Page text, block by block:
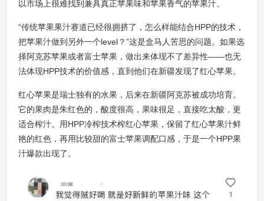
以市场上很难找到兼具真正苹果味和苹果香气的苹果汁。
“传统苹果果汁赛道已经很拥挤了，怎么样能结合HPP的技术，
把苹果汁做到另外一个level？”这是盒马人苦思的问题。如果选
择阿克苏苹果或者富士苹果，做出来体现不了差异性——也无
法体现HPP技术的价值感，直到他们在新疆发现了红心苹果。
红心苹果是瑞士独有的水果，后来在新疆阿克苏被成功培育。
它的果肉是朱红色的，酸度很高，果味很足，直接吃太酸，更
适合榨汁。用HPP冷榨技术榨红心苹果，保留了红心苹果汁鲜
艳的红色，再用比较甜的富士苹果调配口感，于是一个HPP果
汁爆款出现了。